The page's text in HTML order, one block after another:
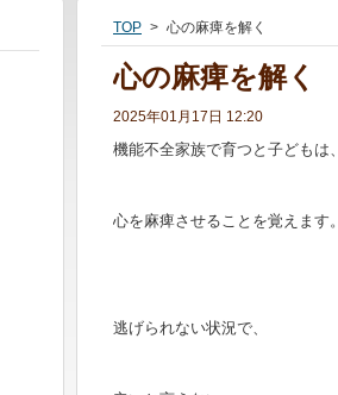
TOP > 心の麻痺を解く
心の麻痺を解く
2025年01月17日 12:20
機能不全家族で育つと子どもは、
心を麻痺させることを覚えます。
逃げられない状況で、